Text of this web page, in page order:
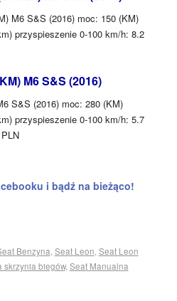
M6 S&S (2016) moc: 150 (KM)
przyspieszenie 0-100 km/h: 8.2
M6 S&S (2016)
S&S (2016) moc: 280 (KM)
przyspieszenie 0-100 km/h: 5.7
i bądź na bieżąco!
Benzyna Seat Leon Seat Leon
skrzynia biegów, Seat Manualna